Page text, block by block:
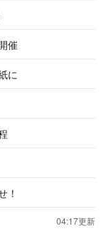
催
に
！
04:17更新